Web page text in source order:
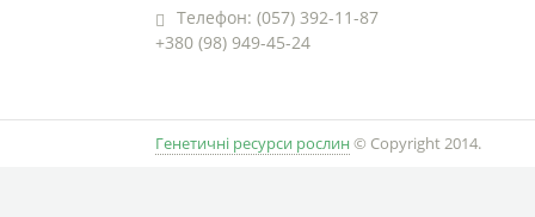
Телефон: (057) 392-11-87
+380 (98) 949-45-24
Генетичні ресурси рослин © Copyright 2014.